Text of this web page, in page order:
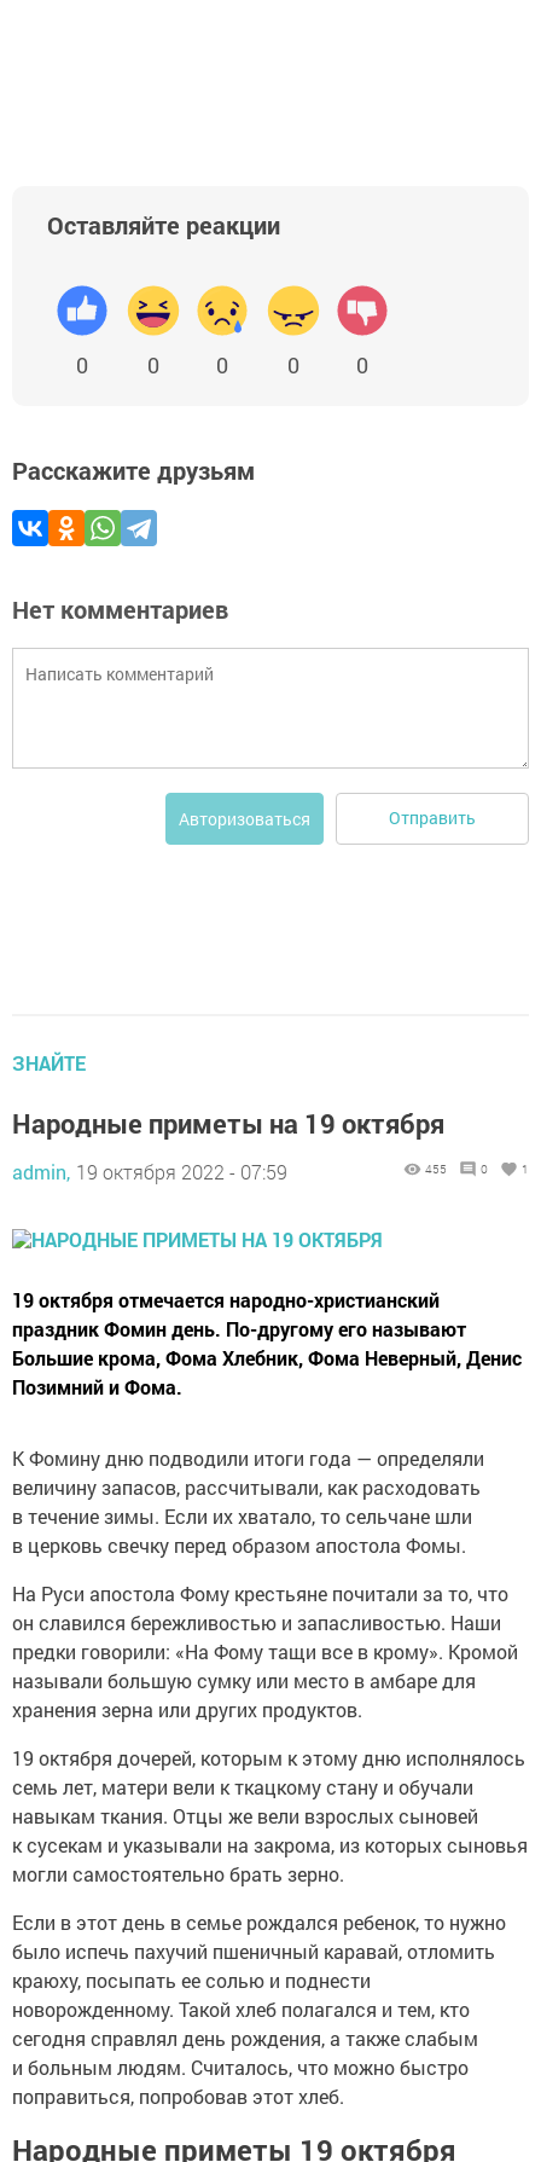
Оставляйте реакции
0 0 0 0 0
Расскажите друзьям
Нет комментариев
Авторизоваться Отправить
ЗНАЙТЕ
Народные приметы на 19 октября
admin, 19 октября 2022 - 07:59 455 0 1
19 октября отмечается народно-христианский
праздник Фомин день. По-другому его называют
Большие крома, Фома Хлебник, Фома Неверный, Денис
Позимний и Фома.
К Фомину дню подводили итоги года — определяли
величину запасов, рассчитывали, как расходовать
в течение зимы. Если их хватало, то сельчане шли
в церковь свечку перед образом апостола Фомы.
На Руси апостола Фому крестьяне почитали за то, что
он славился бережливостью и запасливостью. Наши
предки говорили: «На Фому тащи все в крому». Кромой
называли большую сумку или место в амбаре для
хранения зерна или других продуктов.
19 октября дочерей, которым к этому дню исполнялось
семь лет, матери вели к ткацкому стану и обучали
навыкам ткания. Отцы же вели взрослых сыновей
к сусекам и указывали на закрома, из которых сыновья
могли самостоятельно брать зерно.
Если в этот день в семье рождался ребенок, то нужно
было испечь пахучий пшеничный каравай, отломить
краюху, посыпать ее солью и поднести
новорожденному. Такой хлеб полагался и тем, кто
сегодня справлял день рождения, а также слабым
и больным людям. Считалось, что можно быстро
поправиться, попробовав этот хлеб.
Народные приметы 19 октября